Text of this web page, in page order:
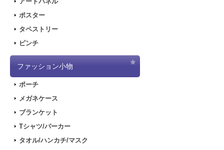
ポスター
タペストリー
ピンチ
ファッション小物
ポーチ
メガネケース
ブランケット
Tシャツ/パーカー
タオル/ハンカチ/マスク